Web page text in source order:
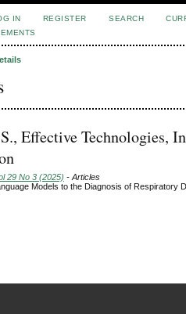
IN REGISTER SEARCH
Effective Technologies,
29 No 3 (2025) - Articles
Models to the Diagnosis of Respiratory